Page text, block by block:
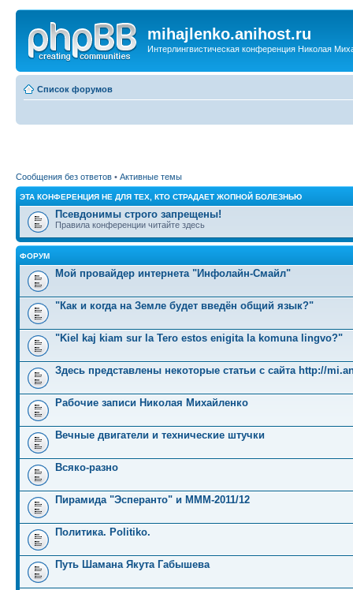
mihajlenko.anihost.ru
Интерлингвистическая конференция Николая
Список форумов
Сообщения без ответов • Активные темы
ЭТА КОНФЕРЕНЦИЯ НЕ ДЛЯ ТЕХ, КТО СТРАДАЕТ ЖОПНОЙ БОЛЕЗНЬЮ
Псевдонимы строго запрещены!
Правила конференции читайте здесь
ФОРУМ
Мой провайдер интернета "Инфолайн-Смайл"
"Как и когда на Земле будет введён общий язык?"
"Kiel kaj kiam sur la Tero estos enigita la komuna lingvo?"
Здесь представлены некоторые статьи с сайта http://
Рабочие записи Николая Михайленко
Вечные двигатели и технические штучки
Всяко-разно
Пирамида "Эсперанто" и MMM-2011/12
Политика. Politiko.
Путь Шамана Якута Габышева